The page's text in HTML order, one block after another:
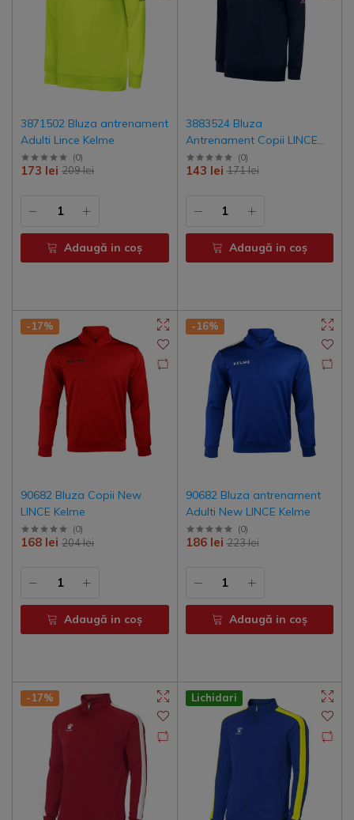
3871502 Bluza antrenament
Adulti Lince Kelme
(0)
209 lei
173 lei
Adaugă in coş
3883524 Bluza
Antrenament Copii LINCE
Kelme
(0)
171 lei
143 lei
Adaugă in coş
-17%
90682 Bluza Copii New
LINCE Kelme
(0)
204 lei
168 lei
Adaugă in coş
-16%
90682 Bluza antrenament
Adulti New LINCE Kelme
(0)
223 lei
186 lei
Adaugă in coş
-17% Lichidari